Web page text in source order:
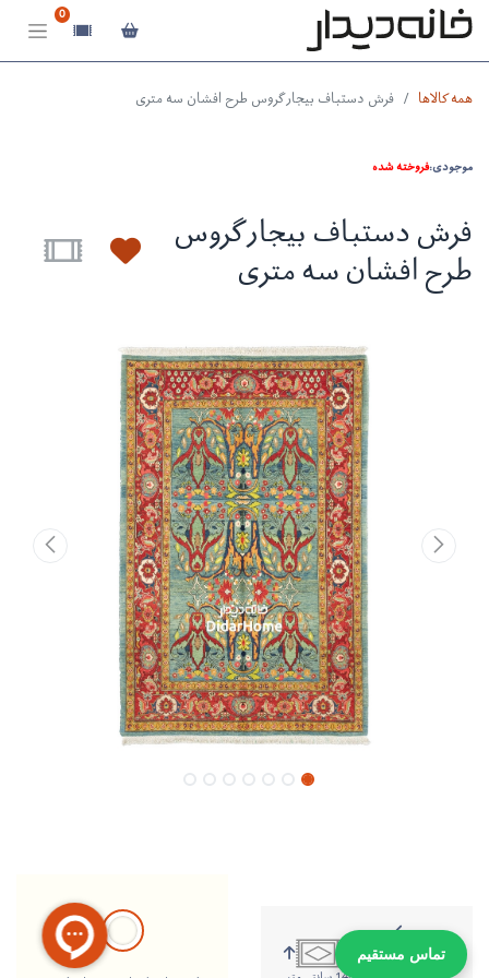
0
همه کالاها فرش دستباف بیجار گروس طرح افشان سه متری
موجودی:فروخته شده
فرش دستباف بیجار گروس
طرح افشان سه متری
تماس مستقیم